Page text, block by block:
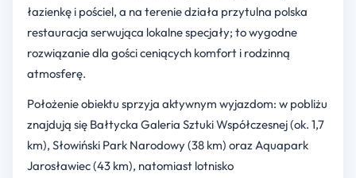
łazienkę i pościel, a na terenie działa przytulna polska
restauracja serwująca lokalne specjały; to wygodne
rozwiązanie dla gości ceniących komfort i rodzinną
atmosferę.
Położenie obiektu sprzyja aktywnym wyjazdom: w pobliżu
znajdują się Bałtycka Galeria Sztuki Współczesnej (ok. 1,7
km), Słowiński Park Narodowy (38 km) oraz Aquapark
Jarosławiec (43 km), natomiast lotnisko